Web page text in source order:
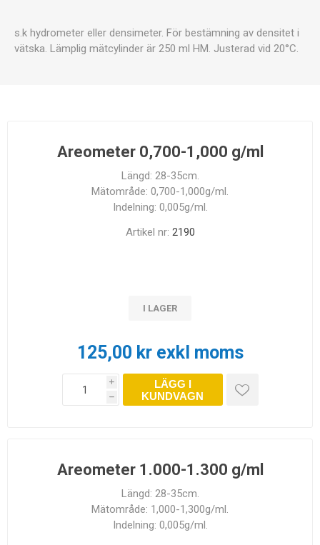
s.k hydrometer eller densimeter. För bestämning av densitet i
vätska. Lämplig mätcylinder är 250 ml HM. Justerad vid 20°C.
Areometer 0,700-1,000 g/ml
Längd: 28-35cm.
Mätområde: 0,700-1,000g/ml.
Indelning: 0,005g/ml.
Artikel nr: 2190
I LAGER
125,00 kr exkl moms
i
h
LÄGG I
KUNDVAGN
Areometer 1.000-1.300 g/ml
Längd: 28-35cm.
Mätområde: 1,000-1,300g/ml.
Indelning: 0,005g/ml.